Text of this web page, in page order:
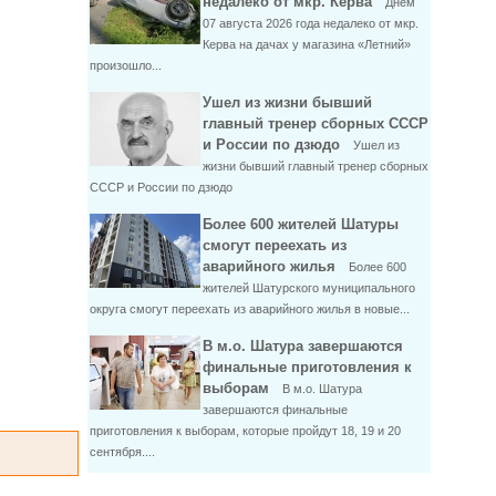
07 августа 2026 года недалеко от мкр.
Керва на дачах у магазина «Летний»
произошло...
Ушел из жизни бывший
главный тренер сборных СССР
и России по дзюдо
Ушел из
жизни бывший главный тренер сборных
СССР и России по дзюдо
Более 600 жителей Шатуры
смогут переехать из
аварийного жилья
Более 600
жителей Шатурского муниципального
округа смогут переехать из аварийного жилья в новые...
В м.о. Шатура завершаются
финальные приготовления к
выборам
В м.о. Шатура
завершаются финальные
приготовления к выборам, которые пройдут 18, 19 и 20
сентября....